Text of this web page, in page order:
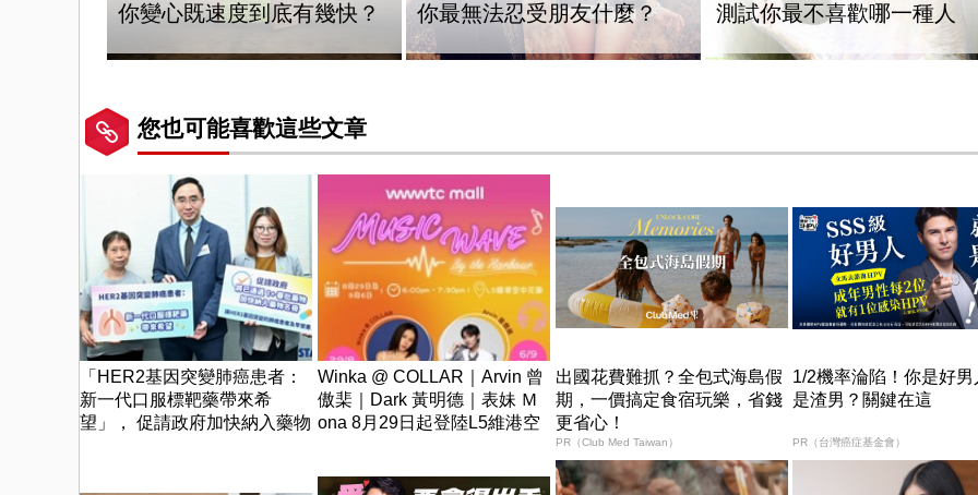
你變心既速度到底有幾快？ 你最無法忍受朋友什麼？ 測試你最不喜歡哪一種人
您也可能喜歡這些文章
「HER2基因突變肺癌患者：
新一代口服標靶藥帶來希
望」， 促請政府加快納入藥物
Winka @ COLLAR｜Arvin 曾
傲棐｜Dark 黃明德｜表妹 Ｍ
ona 8月29日起登陸L5維港空
出國花費難抓？全包式海島假
期，一價搞定食宿玩樂，省錢
更省心！
PR（Club Med Taiwan）
1/2機率淪陷！你是好男
是渣男？關鍵在這
PR（台灣癌症基金會）